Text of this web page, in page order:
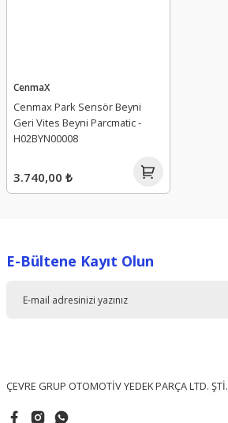
CenmaX
Cenmax Park Sensör Beyni
Geri Vites Beyni Parcmatic -
H02BYN00008
3.740,00 ₺
E-Bültene Kayıt Olun
ÇEVRE GRUP OTOMOTİV YEDEK PARÇA LTD. ŞTİ.